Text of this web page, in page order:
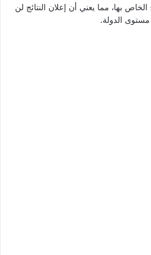
بها، مما يعني أن إعلان النتائج لن
الدولة.